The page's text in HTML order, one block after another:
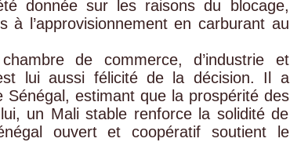
donnée sur les raisons du blocage,
à l’approvisionnement en carburant au
de commerce, d’industrie et
lui aussi félicité de la décision. Il a
Sénégal, estimant que la prospérité des
un Mali stable renforce la solidité de
ouvert et coopératif soutient le